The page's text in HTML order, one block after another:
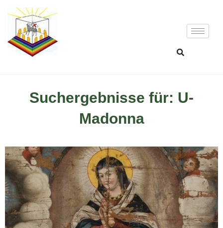
Suchergebnisse für: U-
Madonna